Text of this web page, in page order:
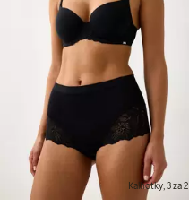
Kalhotky, 3 za 2